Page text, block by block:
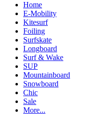
Home
E-Mobility
Kitesurf
Foiling
Surfskate
Longboard
Surf & Wake
SUP
Mountainboard
Snowboard
Chic
Sale
More...